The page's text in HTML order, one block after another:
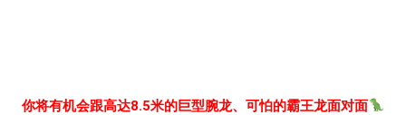
你将有机会跟高达8.5米的巨型腕龙、可怕的霸王龙面对面